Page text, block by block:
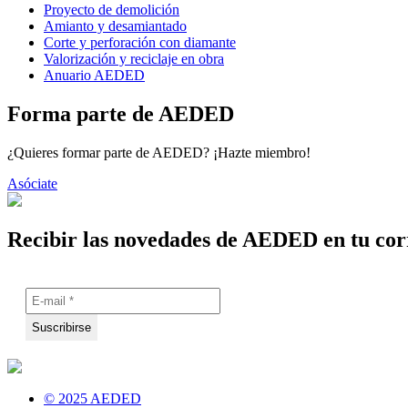
Proyecto de demolición
Amianto y desamiantado
Corte y perforación con diamante
Valorización y reciclaje en obra
Anuario AEDED
Forma parte de AEDED
¿Quieres formar parte de AEDED? ¡Hazte miembro!
Asóciate
Recibir las novedades de AEDED en tu
© 2025 AEDED